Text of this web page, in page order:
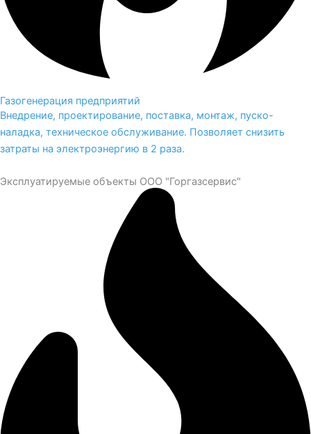
Газогенерация предприятий
Внедрение, проектирование, поставка, монтаж, пуско-
наладка, техническое обслуживание. Позволяет снизить
затраты на электроэнергию в 2 раза.
Эксплуатируемые объекты ООО "Горгазсервис"